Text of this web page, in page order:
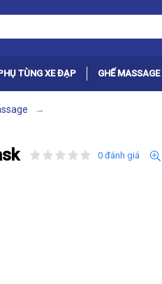
TÙNG XE ĐẠP GHẾ MASSAGE
0 đánh giá